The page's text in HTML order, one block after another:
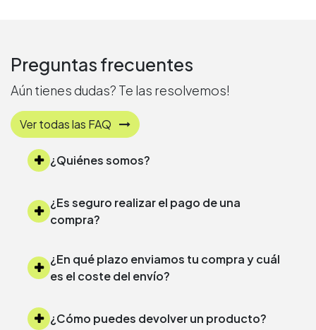
Preguntas frecuentes
Aún tienes dudas? Te las resolvemos!
Ver todas las FAQ
¿Quiénes somos?
¿Es seguro realizar el pago de una
compra?
¿En qué plazo enviamos tu compra y cuál
es el coste del envío?
¿Cómo puedes devolver un producto?